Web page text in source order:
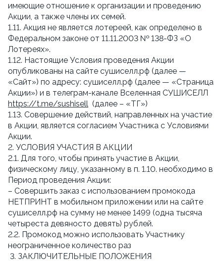
имеющие отношение к организации и проведению
Акции, а также члены их семей.
1.11. Акция не является лотереей, как определено в
Федеральном законе от 11.11.2003 № 138-ФЗ «О
Лотереях».
1.12. Настоящие Условия проведения Акции
опубликованы на сайте сушиселл.рф (далее —
«Сайт») по адресу: сушиселл.рф (далее — «Страница
Акции») и в телеграм-канале Вселенная СУШИСЕЛЛ
https://t.me/sushisell (далее – «ТГ»)
1.13. Совершение действий, направленных на участие
в Акции, является согласием Участника с Условиями
Акции.
2. УСЛОВИЯ УЧАСТИЯ В АКЦИИ
2.1. Для того, чтобы принять участие в Акции,
физическому лицу, указанному в п. 1.10. необходимо в
Период проведения Акции:
– Совершить заказ с использованием промокода
НЕТПРИНТ в мобильном приложении или на сайте
сушиселл.рф на сумму не менее 1499 (одна тысяча
четыреста девяносто девять) рублей.
2.2. Промокод можно использовать Участнику
неограниченное количество раз
3. ЗАКЛЮЧИТЕЛЬНЫЕ ПОЛОЖЕНИЯ